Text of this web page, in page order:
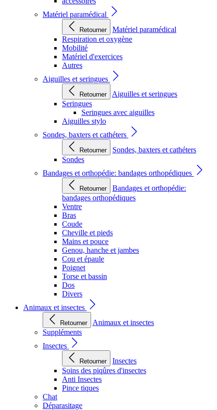
Matériel paramédical
Retourner
Matériel paramédical
Respiration et oxygène
Mobilité
Matériel d'exercices
Autres
Aiguilles et seringues
Retourner
Aiguilles et seringues
Seringues
Seringues avec aiguilles
Aiguilles stylo
Sondes, baxters et cathéters
Retourner
Sondes, baxters et cathéters
Sondes
Bandages et orthopédie: bandages orthopédiques
Retourner
Bandages et orthopédie:
bandages orthopédiques
Ventre
Bras
Coude
Cheville et pieds
Mains et pouce
Genou, hanche et jambes
Cou et épaule
Poignet
Torse et bassin
Dos
Divers
Animaux et insectes
Retourner
Animaux et insectes
Suppléments
Insectes
Retourner
Insectes
Soins des piqûres d'insectes
Anti Insectes
Pince tiques
Chat
Déparasitage